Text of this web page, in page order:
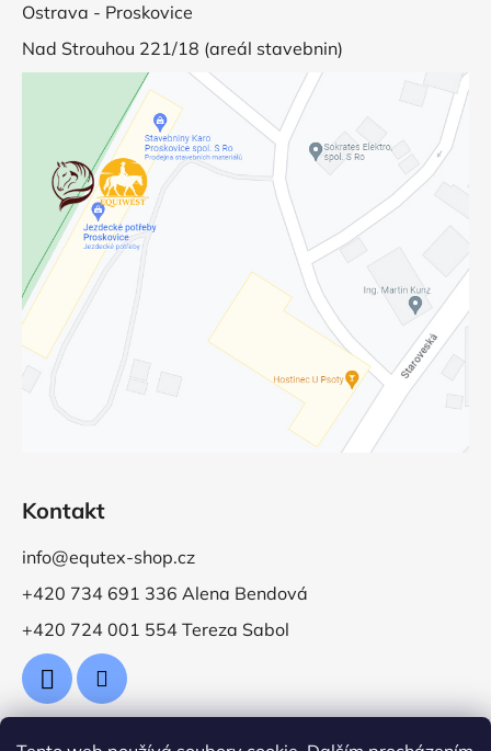
Ostrava - Proskovice
Nad Strouhou 221/18 (areál stavebnin)
Kontakt
info@equtex-shop.cz
+420 734 691 336 Alena Bendová
+420 724 001 554 Tereza Sabol